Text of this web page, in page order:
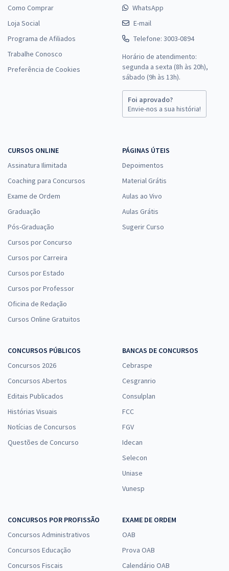
Como Comprar
Loja Social
Programa de Afiliados
Trabalhe Conosco
Preferência de Cookies
WhatsApp
E-mail
Telefone: 3003-0894
Horário de atendimento:
segunda a sexta (8h às 20h),
sábado (9h às 13h).
Foi aprovado?
Envie-nos a sua história!
CURSOS ONLINE
Assinatura Ilimitada
Coaching para Concursos
Exame de Ordem
Graduação
Pós-Graduação
Cursos por Concurso
Cursos por Carreira
Cursos por Estado
Cursos por Professor
Oficina de Redação
Cursos Online Gratuitos
PÁGINAS ÚTEIS
Depoimentos
Material Grátis
Aulas ao Vivo
Aulas Grátis
Sugerir Curso
CONCURSOS PÚBLICOS
Concursos 2026
Concursos Abertos
Editais Publicados
Histórias Visuais
Notícias de Concursos
Questões de Concurso
BANCAS DE CONCURSOS
Cebraspe
Cesgranrio
Consulplan
FCC
FGV
Idecan
Selecon
Uniase
Vunesp
CONCURSOS POR PROFISSÃO
Concursos Administrativos
Concursos Educação
Concursos Fiscais
EXAME DE ORDEM
OAB
Prova OAB
Calendário OAB